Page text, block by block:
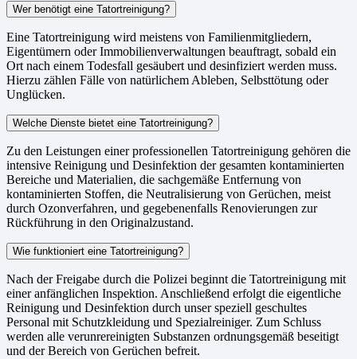
Wer benötigt eine Tatortreinigung?
Eine Tatortreinigung wird meistens von Familienmitgliedern,
Eigentümern oder Immobilienverwaltungen beauftragt, sobald ein
Ort nach einem Todesfall gesäubert und desinfiziert werden muss.
Hierzu zählen Fälle von natürlichem Ableben, Selbsttötung oder
Unglücken.
Welche Dienste bietet eine Tatortreinigung?
Zu den Leistungen einer professionellen Tatortreinigung gehören die
intensive Reinigung und Desinfektion der gesamten kontaminierten
Bereiche und Materialien, die sachgemäße Entfernung von
kontaminierten Stoffen, die Neutralisierung von Gerüchen, meist
durch Ozonverfahren, und gegebenenfalls Renovierungen zur
Rückführung in den Originalzustand.
Wie funktioniert eine Tatortreinigung?
Nach der Freigabe durch die Polizei beginnt die Tatortreinigung mit
einer anfänglichen Inspektion. Anschließend erfolgt die eigentliche
Reinigung und Desinfektion durch unser speziell geschultes
Personal mit Schutzkleidung und Spezialreiniger. Zum Schluss
werden alle verunrereinigten Substanzen ordnungsgemäß beseitigt
und der Bereich von Gerüchen befreit.